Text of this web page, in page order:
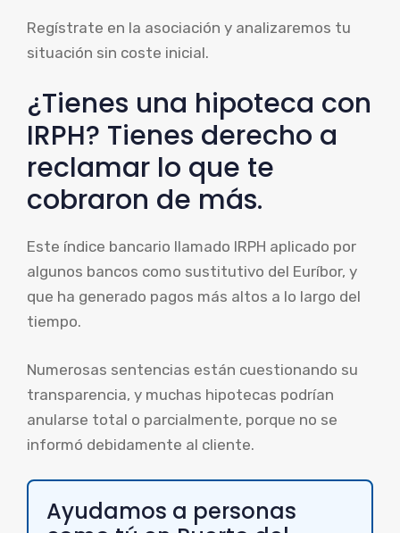
Regístrate en la asociación y analizaremos tu
situación sin coste inicial.
¿Tienes una hipoteca con
IRPH? Tienes derecho a
reclamar lo que te
cobraron de más.
Este índice bancario llamado IRPH aplicado por
algunos bancos como sustitutivo del Euríbor, y
que ha generado pagos más altos a lo largo del
tiempo.
Numerosas sentencias están cuestionando su
transparencia, y muchas hipotecas podrían
anularse total o parcialmente, porque no se
informó debidamente al cliente.
Ayudamos a personas